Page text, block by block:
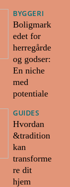
BYGGERI
Boligmark
edet for
herregårde
og godser:
En niche
med
potentiale
GUIDES
Hvordan
&tradition
kan
transforme
re dit
hjem